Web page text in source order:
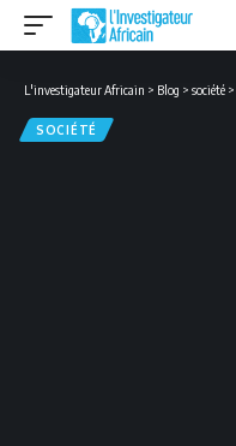
L'investigateur Africain > Blog > société >
SOCIÉTÉ